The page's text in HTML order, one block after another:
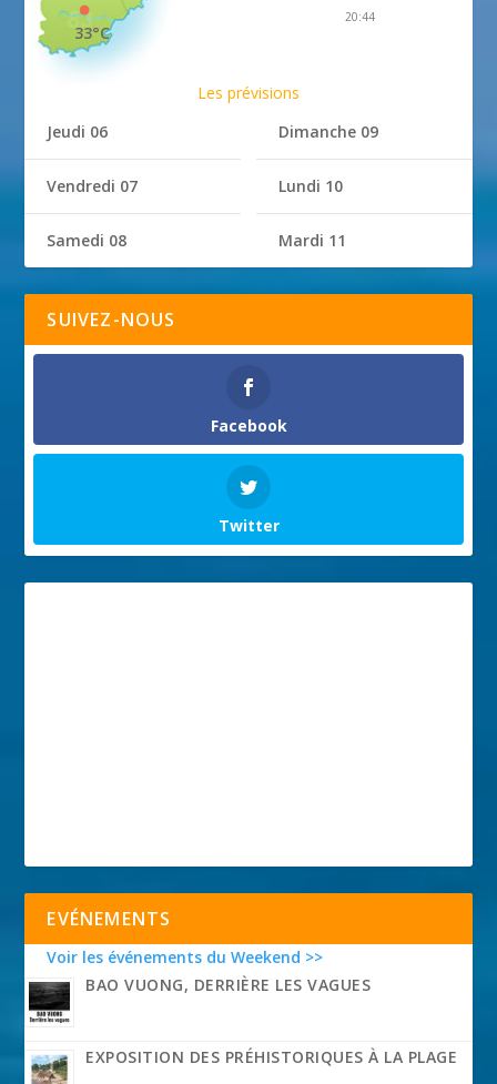
33°C
20:44
Les prévisions
Jeudi 06
Vendredi 07
Samedi 08
Dimanche 09
Lundi 10
Mardi 11
SUIVEZ-NOUS
Facebook
Twitter
EVÉNEMENTS
Voir les événements du Weekend >>
BAO VUONG, DERRIÈRE LES VAGUES
EXPOSITION DES PRÉHISTORIQUES À LA PLAGE